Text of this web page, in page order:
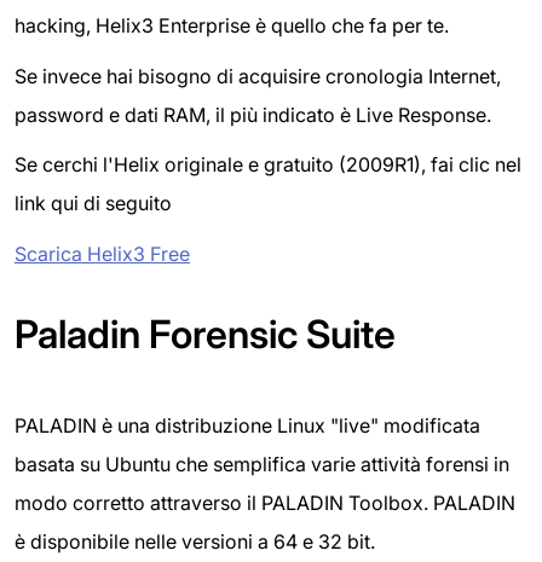
hacking, Helix3 Enterprise è quello che fa per te.
Se invece hai bisogno di acquisire cronologia Internet,
password e dati RAM, il più indicato è Live Response.
Se cerchi l'Helix originale e gratuito (2009R1), fai clic nel
link qui di seguito
Scarica Helix3 Free
Paladin Forensic Suite
PALADIN è una distribuzione Linux "live" modificata
basata su Ubuntu che semplifica varie attività forensi in
modo corretto attraverso il PALADIN Toolbox. PALADIN
è disponibile nelle versioni a 64 e 32 bit.